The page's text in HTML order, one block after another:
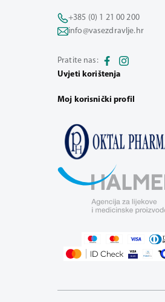
+385 (0) 1 21 00 200
info@vasezdravlje.hr
Pratite nas:
Uvjeti korištenja
Moj korisnički profil